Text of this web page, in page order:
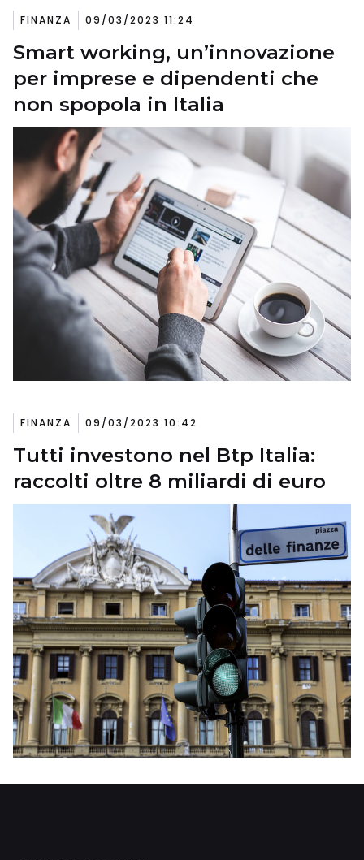
FINANZA 09/03/2023 11:24
Smart working, un’innovazione
per imprese e dipendenti che
non spopola in Italia
FINANZA 09/03/2023 10:42
Tutti investono nel Btp Italia:
raccolti oltre 8 miliardi di euro